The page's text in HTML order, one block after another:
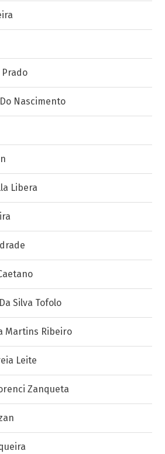
Prado
Nascimento
Libera
Silva Tofolo
Martins Ribeiro
Leite
Zanqueta